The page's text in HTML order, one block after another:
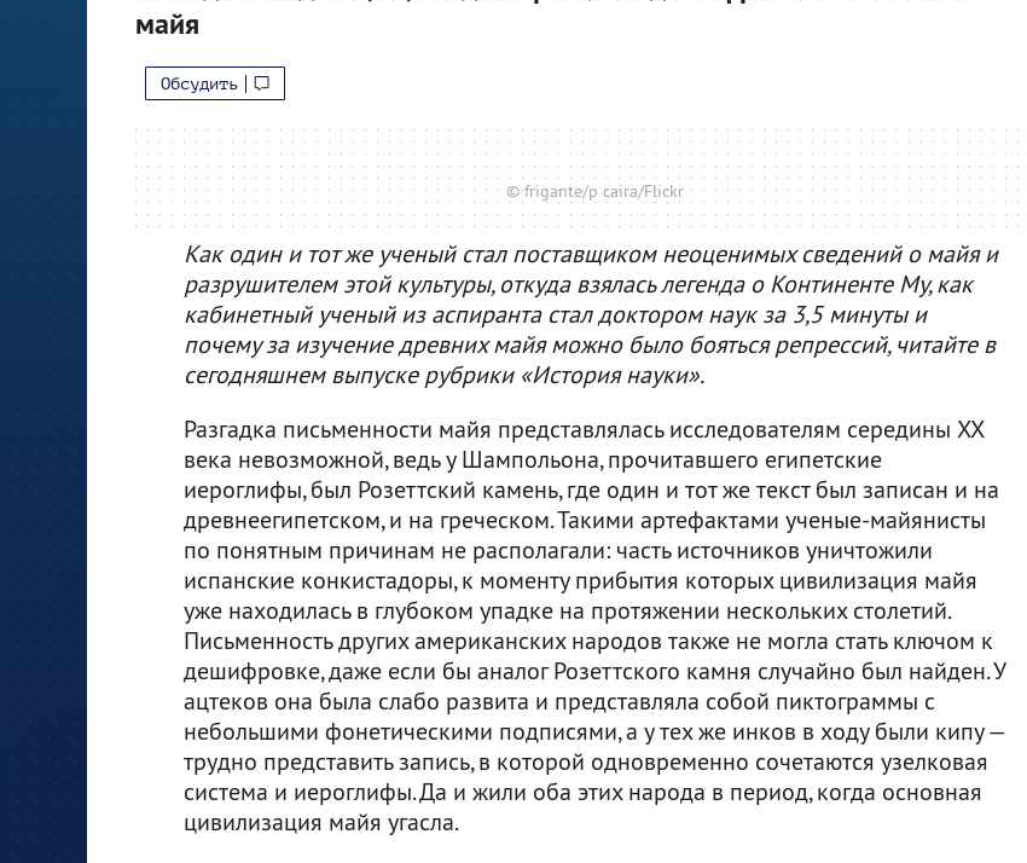
майя
Обсудить
© frigante/p caira/Flickr
Как один и тот же ученый стал поставщиком неоценимых сведений о майя и
разрушителем этой культуры, откуда взялась легенда о Континенте Му, как
кабинетный ученый из аспиранта стал доктором наук за 3,5 минуты и
почему за изучение древних майя можно было бояться репрессий, читайте в
сегодняшнем выпуске рубрики «История науки».
Разгадка письменности майя представлялась исследователям середины XX
века невозможной, ведь у Шампольона, прочитавшего египетские
иероглифы, был Розеттский камень, где один и тот же текст был записан и на
древнеегипетском, и на греческом. Такими артефактами ученые-майянисты
по понятным причинам не располагали: часть источников уничтожили
испанские конкистадоры, к моменту прибытия которых цивилизация майя
уже находилась в глубоком упадке на протяжении нескольких столетий.
Письменность других американских народов также не могла стать ключом к
дешифровке, даже если бы аналог Розеттского камня случайно был найден. У
ацтеков она была слабо развита и представляла собой пиктограммы с
небольшими фонетическими подписями, а у тех же инков в ходу были кипу —
трудно представить запись, в которой одновременно сочетаются узелковая
система и иероглифы. Да и жили оба этих народа в период, когда основная
цивилизация майя угасла.